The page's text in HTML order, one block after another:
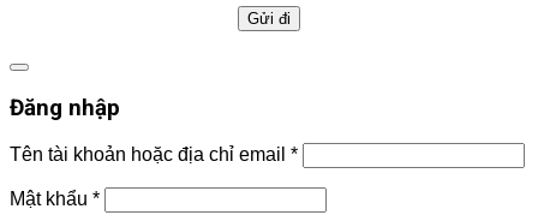
Đăng nhập
Tên tài khoản hoặc địa chỉ email *
Mật khẩu *